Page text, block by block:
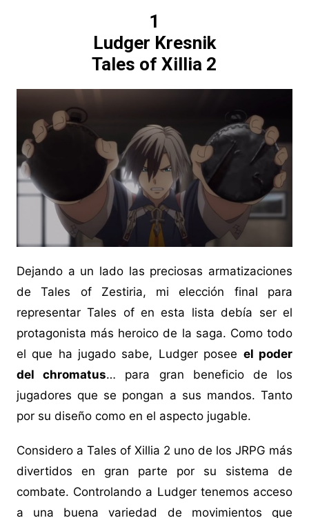
1
Ludger Kresnik
Tales of Xillia 2
Dejando a un lado las preciosas armatizaciones
de Tales of Zestiria, mi elección final para
representar Tales of en esta lista debía ser el
protagonista más heroico de la saga. Como todo
el que ha jugado sabe, Ludger posee el poder
del chromatus… para gran beneficio de los
jugadores que se pongan a sus mandos. Tanto
por su diseño como en el aspecto jugable.
Considero a Tales of Xillia 2 uno de los JRPG más
divertidos en gran parte por su sistema de
combate. Controlando a Ludger tenemos acceso
a una buena variedad de movimientos que